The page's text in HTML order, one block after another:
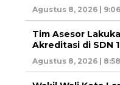
Agustus 8, 2026 |
Tim Asesor
Akreditasi di SDN
Agustus 8, 2026 |